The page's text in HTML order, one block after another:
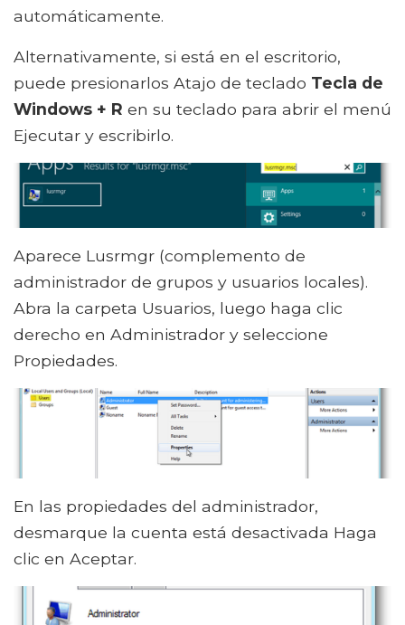
automáticamente.
Alternativamente, si está en el escritorio,
puede presionarlos Atajo de teclado Tecla de
Windows + R en su teclado para abrir el menú
Ejecutar y escribirlo.
Aparece Lusrmgr (complemento de
administrador de grupos y usuarios locales).
Abra la carpeta Usuarios, luego haga clic
derecho en Administrador y seleccione
Propiedades.
En las propiedades del administrador,
desmarque la cuenta está desactivada Haga
clic en Aceptar.